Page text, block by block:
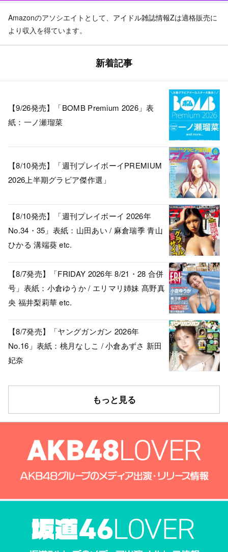
Amazonのアソシエイトとして、 アイドル雑誌情報Zは適格販売に
より収入を得ています。
新着記事
【9/26発売】「BOMB Premium 2026」表
紙：一ノ瀬瑠菜
【8/10発売】「週刊プレイボーイPREMIUM
2026上半期グラビア傑作選」
【8/10発売】「週刊プレイボーイ 2026年
No.34・35」表紙：山田あい / 麻倉瑞季 青山
ひかる 溝端葵 etc.
【8/7発売】「FRIDAY 2026年 8/21・28 合併
号」表紙：小倉ゆうか / エリマリ姉妹 髙野真
央 福井梨莉華 etc.
【8/7発売】「ヤングガンガン 2026年
No.16」表紙：桃月なしこ / 小倉あずさ 新田
妃奈
もっと見る